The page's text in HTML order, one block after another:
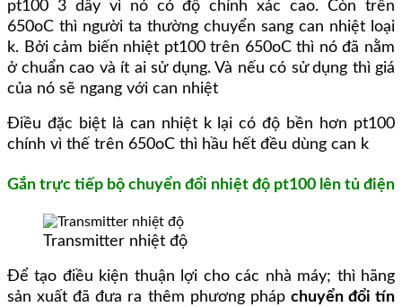
pt100 3 dây vì nó có độ chính xác cao. Còn trên
650oC thì người ta thường chuyển sang can nhiệt loại
k. Bởi cảm biến nhiệt pt100 trên 650oC thì nó đã nằm
ở chuẩn cao và ít ai sử dụng. Và nếu có sử dụng thì giá
của nó sẽ ngang với can nhiệt
Điều đặc biệt là can nhiệt k lại có độ bền hơn pt100
chính vì thế trên 650oC thì hầu hết đều dùng can k
Gắn trực tiếp bộ chuyển đổi nhiệt độ pt100 lên tủ điện
Transmitter nhiệt độ
Để tạo điều kiện thuận lợi cho các nhà máy; thì hãng
sản xuất đã đưa ra thêm phương pháp chuyển đổi tín